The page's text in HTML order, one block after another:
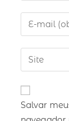
Salvar